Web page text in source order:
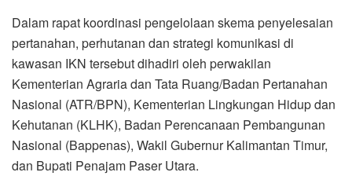
Dalam rapat koordinasi pengelolaan skema penyelesaian
pertanahan, perhutanan dan strategi komunikasi di
kawasan IKN tersebut dihadiri oleh perwakilan
Kementerian Agraria dan Tata Ruang/Badan Pertanahan
Nasional (ATR/BPN), Kementerian Lingkungan Hidup dan
Kehutanan (KLHK), Badan Perencanaan Pembangunan
Nasional (Bappenas), Wakil Gubernur Kalimantan Timur,
dan Bupati Penajam Paser Utara.